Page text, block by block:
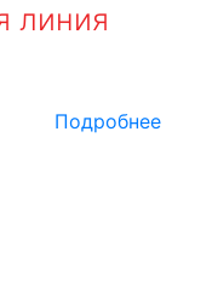
линия
Подробнее